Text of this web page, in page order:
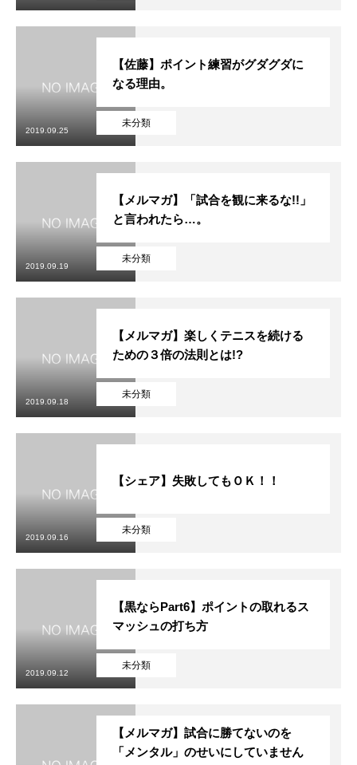
未分類
【佐藤】ポイント練習がグダグダに
なる理由。
2019.09.25
未分類
【メルマガ】「試合を観に来るな!!」
と言われたら…。
2019.09.19
未分類
【メルマガ】楽しくテニスを続ける
ための３倍の法則とは!?
2019.09.18
未分類
【シェア】失敗してもＯＫ！！
2019.09.16
未分類
【黒ならPart6】ポイントの取れるス
マッシュの打ち方
2019.09.12
【メルマガ】試合に勝てないのを
「メンタル」のせいにしていません